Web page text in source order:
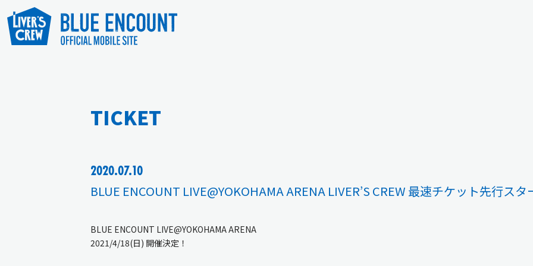
TICKET
2020.07.10
BLUE ENCOUNT LIVE@YOKOHAMA ARENA LIVER’S CREW 最速チケット先行スタ
BLUE ENCOUNT LIVE@YOKOHAMA ARENA
2021/4/18(日) 開催決定！